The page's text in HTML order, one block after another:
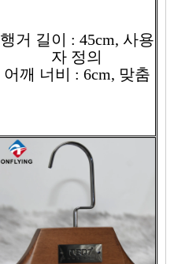
행거 길이 : 45cm, 사용
자 정의
어깨 너비 : 6cm, 맞춤